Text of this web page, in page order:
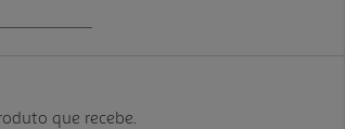
que recebe.